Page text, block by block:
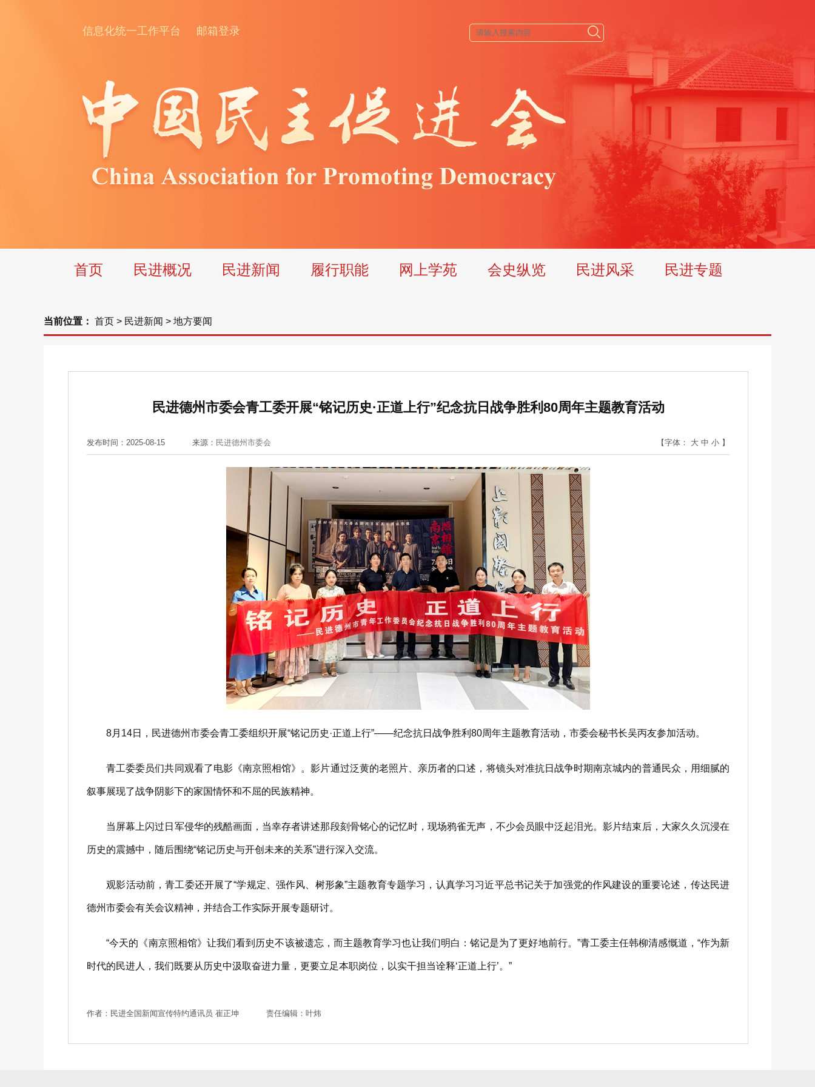
信息化统一工作平台 邮箱登录
首页 民进概况 民进新闻 履行职能 网上学苑 会史纵览 民进风采 民进专题
当前位置： 首页 > 民进新闻 > 地方要闻
民进德州市委会青工委开展“铭记历史·正道上行”纪念抗日战争胜利80周年主题教育活动
发布时间：2025-08-15 来源： 民进德州市委会 【字体： 大 中 小 】
8月14日，民进德州市委会青工委组织开展“铭记历史·正道上行”——纪念抗日战争胜利80周年主题教育活动，市委会秘书长吴丙友参加活动。
青工委委员们共同观看了电影《南京照相馆》。影片通过泛黄的老照片、亲历者的口述，将镜头对准抗日战争时期南京城内的普通民众，用细腻的
叙事展现了战争阴影下的家国情怀和不屈的民族精神。
当屏幕上闪过日军侵华的残酷画面，当幸存者讲述那段刻骨铭心的记忆时，现场鸦雀无声，不少会员眼中泛起泪光。影片结束后，大家久久沉浸在
历史的震撼中，随后围绕“铭记历史与开创未来的关系”进行深入交流。
观影活动前，青工委还开展了“学规定、强作风、树形象”主题教育专题学习，认真学习习近平总书记关于加强党的作风建设的重要论述，传达民进
德州市委会有关会议精神，并结合工作实际开展专题研讨。
“今天的《南京照相馆》让我们看到历史不该被遗忘，而主题教育学习也让我们明白：铭记是为了更好地前行。”青工委主任韩柳清感慨道，“作为新
时代的民进人，我们既要从历史中汲取奋进力量，更要立足本职岗位，以实干担当诠释‘正道上行’。”
作者：民进全国新闻宣传特约通讯员 崔正坤 责任编辑：叶炜